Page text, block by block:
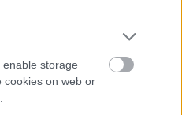
storage
cookies on web or